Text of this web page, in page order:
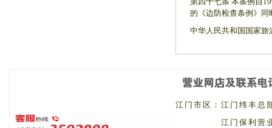
的《边防检查条例》同
中华人民共和国国家旅
江门市区： 江门纬丰总
江门保利营